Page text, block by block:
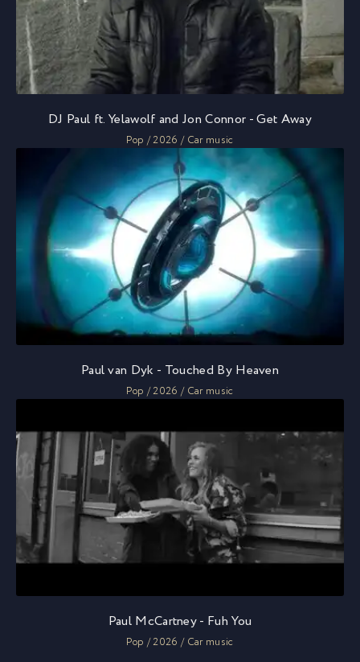
DJ Paul ft. Yelawolf and Jon Connor - Get Away
Pop / 2026 / Car music
Paul van Dyk - Touched By Heaven
Pop / 2026 / Car music
Paul McCartney - Fuh You
Pop / 2026 / Car music